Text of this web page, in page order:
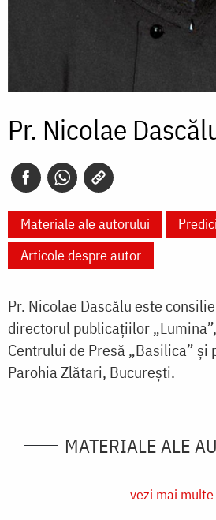
Pr. Nicolae
Materiale ale autorului Predici
Articole despre autor
Pr. Nicolae Dascălu este
directorul publicaţiilor
Centrului de Presă „Basilica” și
Parohia Zlătari, București.
MATERIALE ALE
vezi mai multe